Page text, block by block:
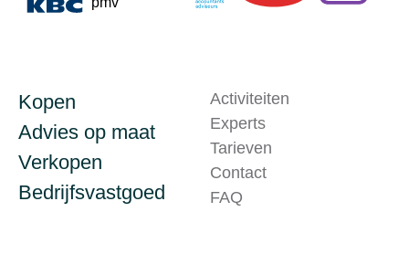
Kopen
Advies op maat
Verkopen
Bedrijfsvastgoed
Activiteiten
Experts
Tarieven
Contact
FAQ